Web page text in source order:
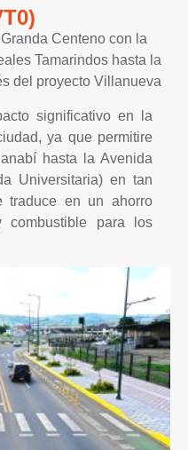
Centeno con la
Tamarindos hasta la
del proyecto Villanueva
significativo en la
ya que permitire
hasta la Avenida
Universitaria) en tan
en un ahorro
combustible para los